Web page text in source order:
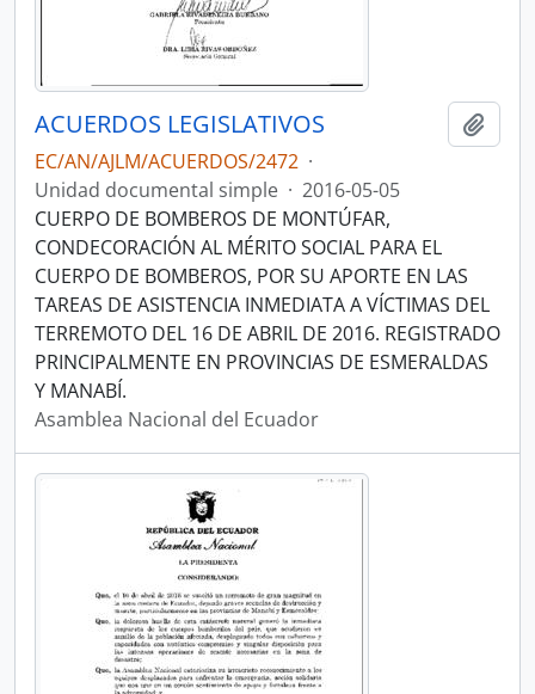
ACUERDOS LEGISLATIVOS
EC/AN/AJLM/ACUERDOS/2472 ·
Unidad documental simple · 2016-05-05
CUERPO DE BOMBEROS DE MONTÚFAR,
CONDECORACIÓN AL MÉRITO SOCIAL PARA EL
CUERPO DE BOMBEROS, POR SU APORTE EN LAS
TAREAS DE ASISTENCIA INMEDIATA A VÍCTIMAS DEL
TERREMOTO DEL 16 DE ABRIL DE 2016. REGISTRADO
PRINCIPALMENTE EN PROVINCIAS DE ESMERALDAS
Y MANABÍ.
Asamblea Nacional del Ecuador